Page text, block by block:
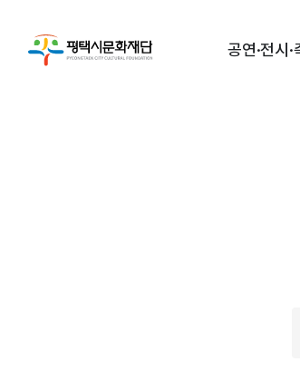
공연·전시·